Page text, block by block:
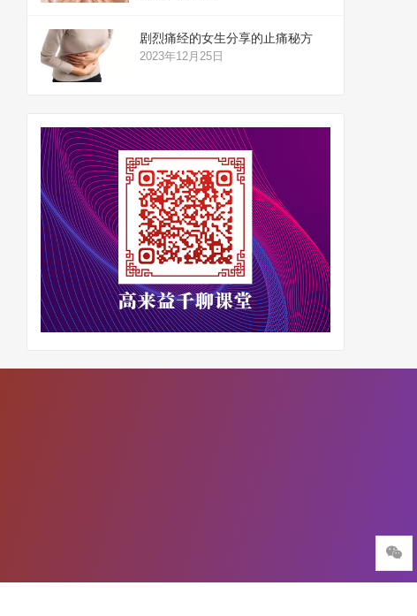
剧烈痛经的女生分享的止痛秘方
2023年12月25日